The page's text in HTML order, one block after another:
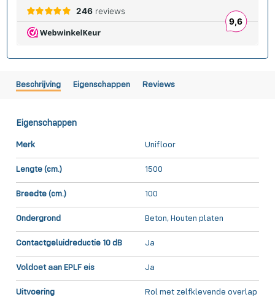
Beschrijving Eigenschappen Reviews
Eigenschappen
Merk Unifloor
Lengte (cm.) 1500
Breedte (cm.) 100
Ondergrond Beton, Houten platen
Contactgeluidreductie 10 dB Ja
Voldoet aan EPLF eis Ja
Uitvoering Rol met zelfklevende overlap